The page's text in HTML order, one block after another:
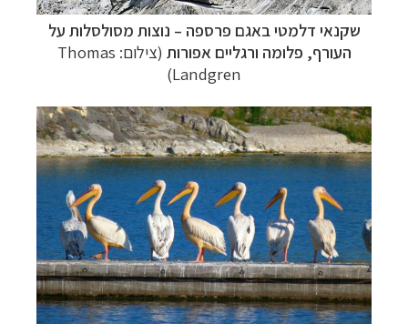
שקנאי דלמטי באגם פרספה – נוצות מסולסלות על
העורף, פלומה ורגליים אפורות
(צילום: Thomas
Landgren)